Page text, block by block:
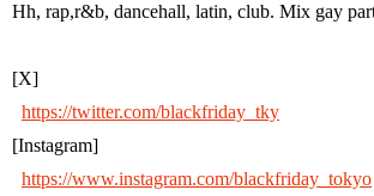
Hh, rap,r&b, dancehall, latin, club. Mix gay
[X]
https://twitter.com/blackfriday_tky
[Instagram]
https://www.instagram.com/blackfriday_tokyo